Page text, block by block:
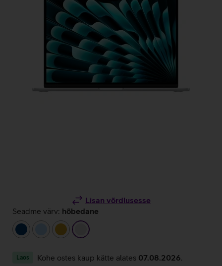
Lisan võrdlusesse
Seadme värv: hõbedane
tumesininehelesininekuldne hõbedane
Laos Kohe ostes kaup kätte alates 07.08.2026